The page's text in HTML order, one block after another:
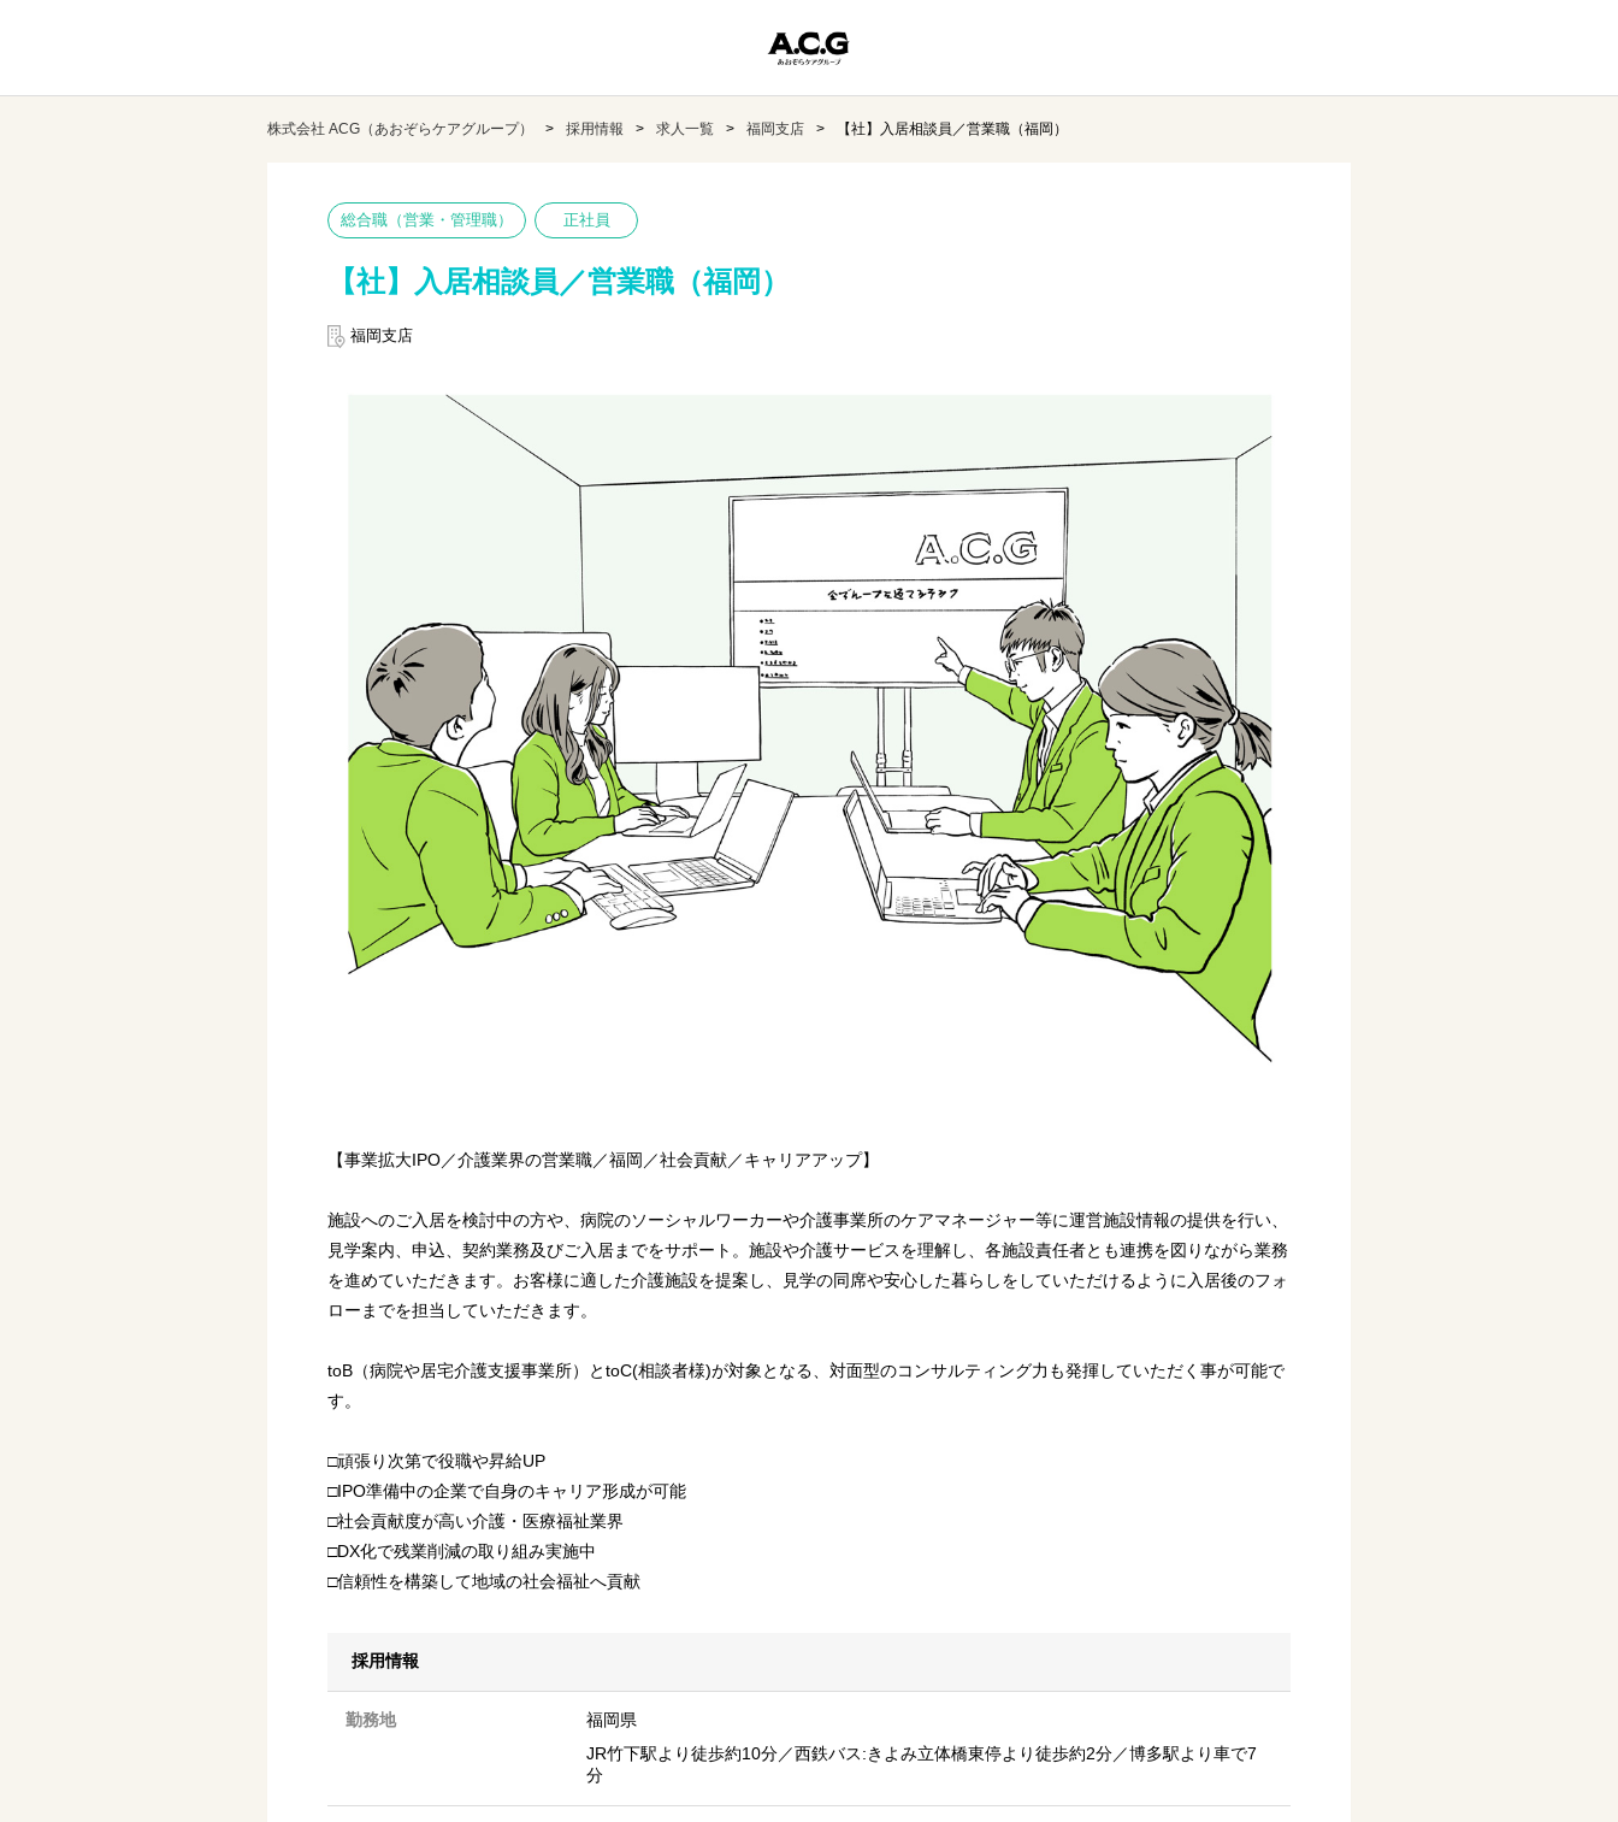
株式会社 ACG（あおぞらケアグループ） 採用情報 求人一覧 福岡支店 【社】入居相談員／営業職（福岡）
総合職（営業・管理職） 正社員
【社】入居相談員／営業職（福岡）
福岡支店
【事業拡大IPO／介護業界の営業職／福岡／社会貢献／キャリアアップ】
施設へのご入居を検討中の方や、病院のソーシャルワーカーや介護事業所のケアマネージャー等に運営施設情報の提供を行い、
見学案内、申込、契約業務及びご入居までをサポート。施設や介護サービスを理解し、各施設責任者とも連携を図りながら業務
を進めていただきます。お客様に適した介護施設を提案し、見学の同席や安心した暮らしをしていただけるように入居後のフォ
ローまでを担当していただきます。
toB（病院や居宅介護支援事業所）とtoC(相談者様)が対象となる、対面型のコンサルティング力も発揮していただく事が可能で
す。
□頑張り次第で役職や昇給UP
□IPO準備中の企業で自身のキャリア形成が可能
□社会貢献度が高い介護・医療福祉業界
□DX化で残業削減の取り組み実施中
□信頼性を構築して地域の社会福祉へ貢献
採用情報
勤務地
福岡県
JR竹下駅より徒歩約10分／西鉄バス:きよみ立体橋東停より徒歩約2分／博多駅より車で7
分